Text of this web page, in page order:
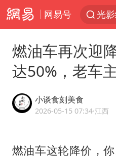
网易号
杭
直
燃油车再次迎
达50%，老车
小谈食刻美食
2026-05-15 07:34·江西
燃油车这轮降价，